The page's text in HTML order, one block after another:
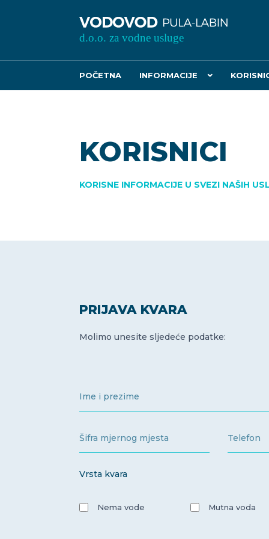
POČETNA INFORMACIJE
KORISNICI
KORISNE INFORMACIJE U SVEZI NAŠIH
PRIJAVA KVARA
Molimo unesite sljedeće podatke:
Vrsta kvara
Nema vode Mutna voda